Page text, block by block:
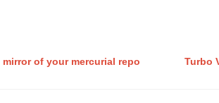
of your mercurial repo Turbo